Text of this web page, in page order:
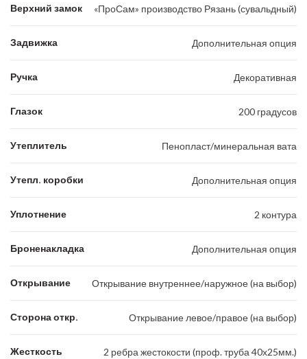
Верхний замок «ПроСам» производство Рязань (сувальдный)
Задвижка Дополнительная опция
Ручка Декоративная
Глазок 200 градусов
Утеплитель Пенопласт/минеральная вата
Утепл. коробки Дополнительная опция
Уплотнение 2 контура
Броненакладка Дополнительная опция
Открывание Открывание внутреннее/наружное (на выбор)
Сторона откр. Открывание левое/правое (на выбор)
Жесткость 2 ребра жестокости (проф. труба 40х25мм.)